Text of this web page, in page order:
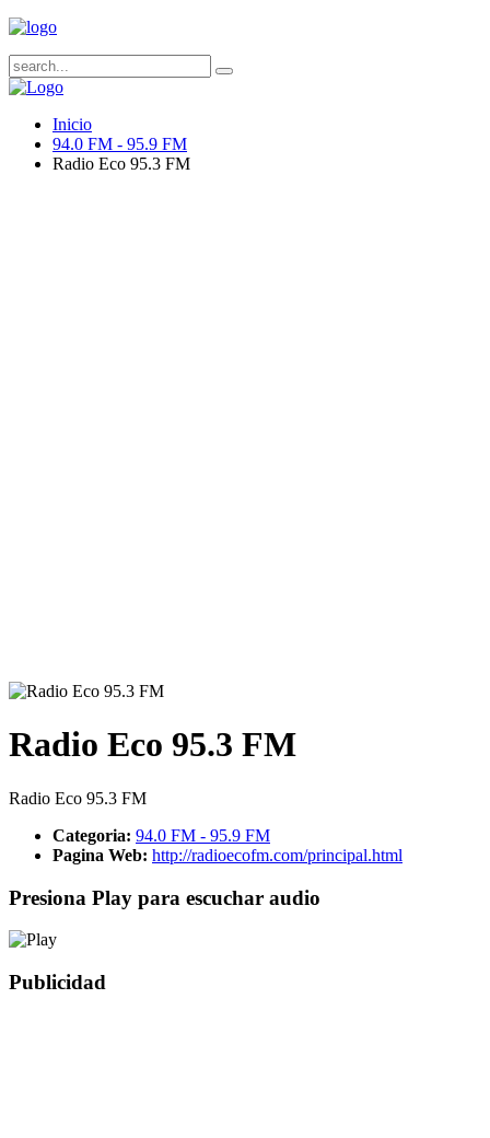
Inicio
94.0 FM - 95.9 FM
Radio Eco 95.3 FM
Radio Eco 95.3 FM
Radio Eco 95.3 FM
Categoria: 94.0 FM - 95.9 FM
Pagina Web: http://radioecofm.com/principal.html
Presiona Play para escuchar audio
Publicidad